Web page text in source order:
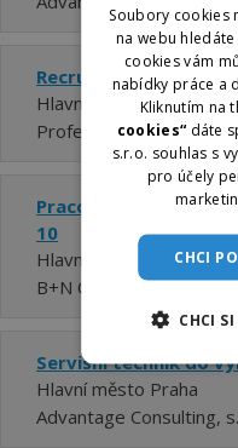
Recruiter/HR
Hlavní město Praha
ProfesKontakt, s.r.o.
Pracovník venkovní
10
Hlavní město Praha
B+N Czech Republic
Servisní technik do
Hlavní město Praha
Advantage Consulting,
Soubory cookies
na webu
cookies vám
nabídky práce a
Kliknutím na
cookies“ dáte
s.r.o. souhlas s
pro účely
CHCI
CHCI